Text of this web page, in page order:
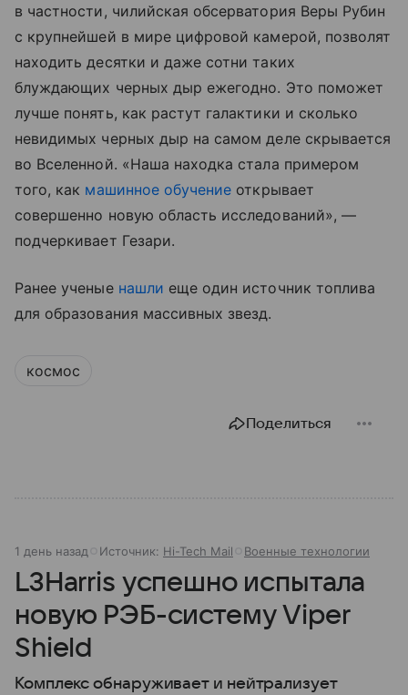
в частности, чилийская обсерватория Веры Рубин
с крупнейшей в мире цифровой камерой, позволят
находить десятки и даже сотни таких
блуждающих черных дыр ежегодно. Это поможет
лучше понять, как растут галактики и сколько
невидимых черных дыр на самом деле скрывается
во Вселенной. «Наша находка стала примером
того, как машинное обучение открывает
совершенно новую область исследований», —
подчеркивает Гезари.
Ранее ученые нашли еще один источник топлива
для образования массивных звезд.
космос
Поделиться
1 день назад Источник: Hi-Tech Mail Военные технологии
L3Harris успешно испытала
новую РЭБ-систему Viper
Shield
Комплекс обнаруживает и нейтрализует